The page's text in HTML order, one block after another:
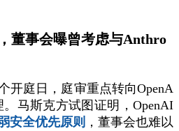
董事会曝曾考虑与Anthro
开庭日，庭审重点转向OpenA
马斯克方试图证明，OpenAI
安全优先原则 ，董事会也难以